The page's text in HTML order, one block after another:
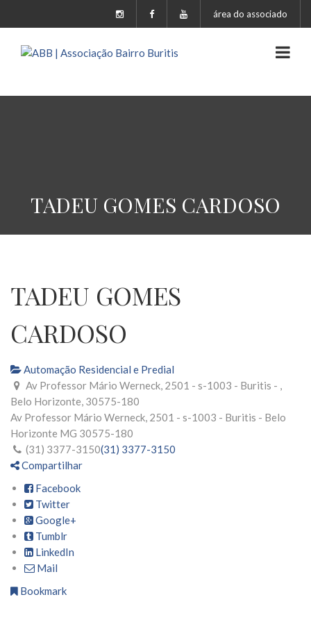
área do associado
TADEU GOMES CARDOSO
TADEU GOMES
CARDOSO
Automação Residencial e Predial
Av Professor Mário Werneck, 2501 - s-1003 - Buritis - ,
Belo Horizonte, 30575-180
Av Professor Mário Werneck, 2501 - s-1003 - Buritis - Belo
Horizonte MG 30575-180
(31) 3377-3150(31) 3377-3150
Compartilhar
Facebook
Twitter
Google+
Tumblr
LinkedIn
Mail
Bookmark